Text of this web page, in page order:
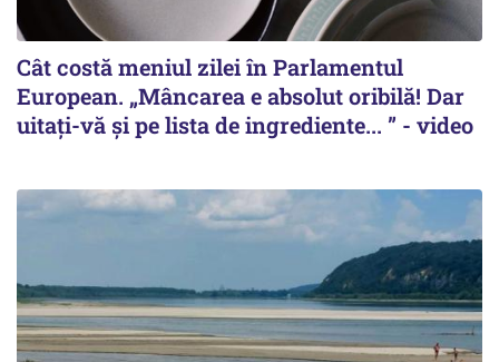
Cât costă meniul zilei în Parlamentul
European. „Mâncarea e absolut oribilă! Dar
uitați-vă și pe lista de ingrediente... ” - video